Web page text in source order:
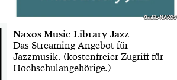
Grafik: NAXOS
Grafik: NAXOS
Naxos Music Library Jazz
Das Streaming Angebot für
Jazzmusik. (kostenfreier Zugriff für
Hochschulangehörige.)